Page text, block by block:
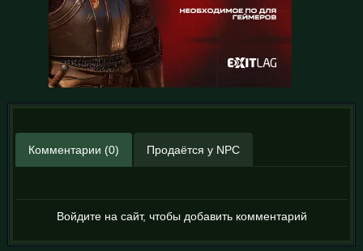
Комментарии (0) Продаётся у NPC
Войдите на сайт, чтобы добавить комментарий